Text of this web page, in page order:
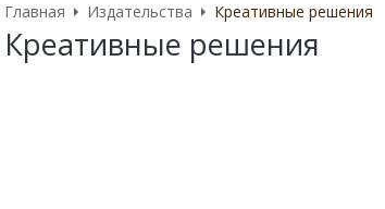
Главная Издательства Креативные решения
Креативные решения